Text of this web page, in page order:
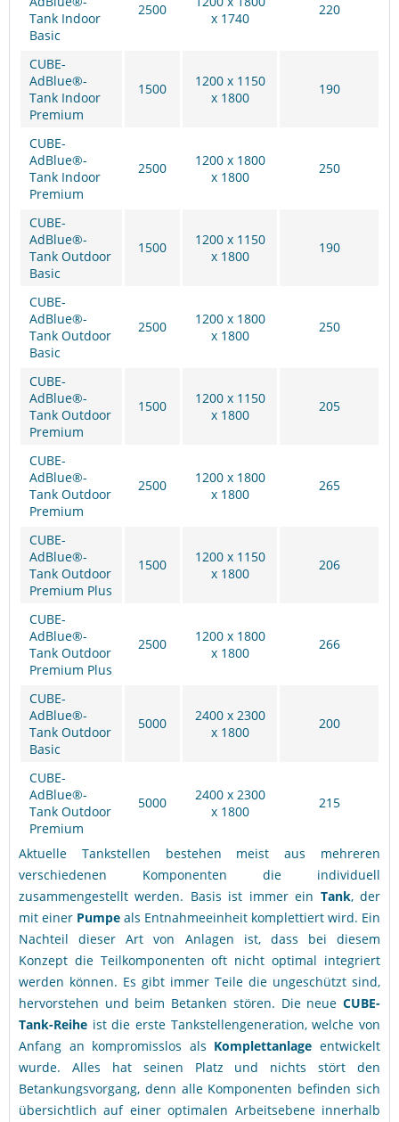
Tank Indoor
Basic
2500
x 1740
220
CUBE-
AdBlue®-
Tank Indoor
Premium
1500
1200 x 1150
x 1800
190
CUBE-
AdBlue®-
Tank Indoor
Premium
2500
1200 x 1800
x 1800
250
CUBE-
AdBlue®-
Tank Outdoor
Basic
1500
1200 x 1150
x 1800
190
CUBE-
AdBlue®-
Tank Outdoor
Basic
2500
1200 x 1800
x 1800
250
CUBE-
AdBlue®-
Tank Outdoor
Premium
1500
1200 x 1150
x 1800
205
CUBE-
AdBlue®-
Tank Outdoor
Premium
2500
1200 x 1800
x 1800
265
CUBE-
AdBlue®-
Tank Outdoor
Premium Plus
1500
1200 x 1150
x 1800
206
CUBE-
AdBlue®-
Tank Outdoor
Premium Plus
2500
1200 x 1800
x 1800
266
CUBE-
AdBlue®-
Tank Outdoor
Basic
5000
2400 x 2300
x 1800
200
CUBE-
AdBlue®-
Tank Outdoor
Premium
5000
2400 x 2300
x 1800
215
Aktuelle Tankstellen bestehen meist aus mehreren
verschiedenen Komponenten die individuell
zusammengestellt werden. Basis ist immer ein Tank, der
mit einer Pumpe als Entnahmeeinheit komplettiert wird. Ein
Nachteil dieser Art von Anlagen ist, dass bei diesem
Konzept die Teilkomponenten oft nicht optimal integriert
werden können. Es gibt immer Teile die ungeschützt sind,
hervorstehen und beim Betanken stören. Die neue CUBE-
Tank-Reihe ist die erste Tankstellengeneration, welche von
Anfang an kompromisslos als Komplettanlage entwickelt
wurde. Alles hat seinen Platz und nichts stört den
Betankungsvorgang, denn alle Komponenten befinden sich
übersichtlich auf einer optimalen Arbeitsebene innerhalb